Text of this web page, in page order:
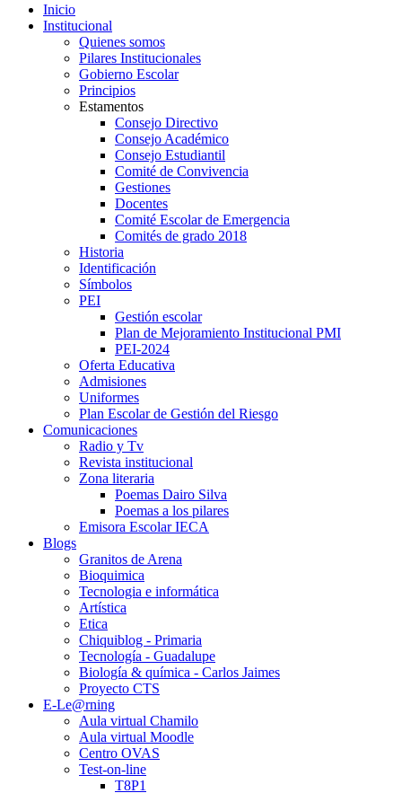
Inicio
Institucional
Quienes somos
Pilares Institucionales
Gobierno Escolar
Principios
Estamentos
Consejo Directivo
Consejo Académico
Consejo Estudiantil
Comité de Convivencia
Gestiones
Docentes
Comité Escolar de Emergencia
Comités de grado 2018
Historia
Identificación
Símbolos
PEI
Gestión escolar
Plan de Mejoramiento Institucional PMI
PEI-2024
Oferta Educativa
Admisiones
Uniformes
Plan Escolar de Gestión del Riesgo
Comunicaciones
Radio y Tv
Revista institucional
Zona literaria
Poemas Dairo Silva
Poemas a los pilares
Emisora Escolar IECA
Blogs
Granitos de Arena
Bioquimica
Tecnologia e informática
Artística
Etica
Chiquiblog - Primaria
Tecnología - Guadalupe
Biología & química - Carlos Jaimes
Proyecto CTS
E-Le@rning
Aula virtual Chamilo
Aula virtual Moodle
Centro OVAS
Test-on-line
T8P1